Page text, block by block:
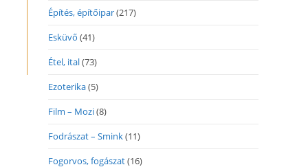
Építés, építőipar(217)
Esküvő (41)
Étel, ital(73)
Ezoterika(5)
Film – Mozi(8)
Fodrászat – Smink(11)
Fogorvos, fogászat(16)